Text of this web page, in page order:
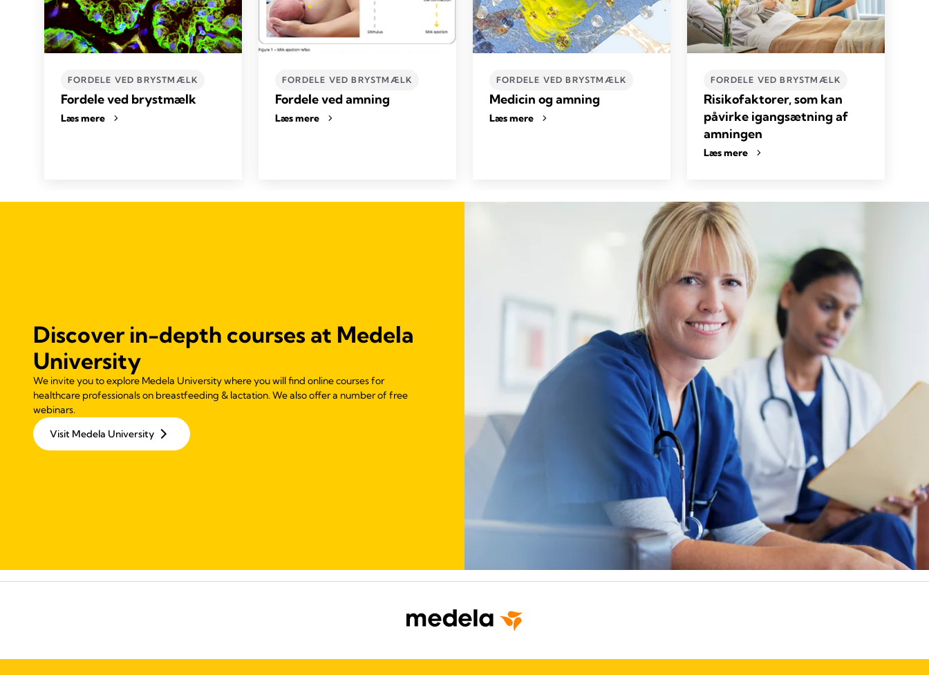
FORDELE VED BRYSTMÆLK
Fordele ved brystmælk
Læs mere
FORDELE VED BRYSTMÆLK
Fordele ved amning
Læs mere
FORDELE VED BRYSTMÆLK
Medicin og amning
Læs mere
FORDELE VED BRYSTMÆLK
Risikofaktorer, som kan
påvirke igangsætning af
amningen
Læs mere
Discover in-depth courses at Medela
University
We invite you to explore Medela University where you will find online courses for
healthcare professionals on breastfeeding & lactation. We also offer a number of free
webinars.
Visit Medela University